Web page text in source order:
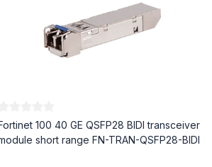
100 40 GE QSFP28 BIDI transceiver
short range FN-TRAN-QSFP28-BIDI